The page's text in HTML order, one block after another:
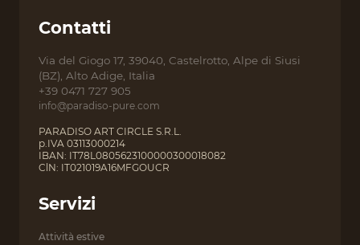
Contatti
Via del Giogo 17, 39040, Castelrotto, Alpe di Siusi
(BZ), Alto Adige, Italia
+39 0471 727 905
info@paradiso-pure.com
PARADISO ART CIRCLE S.R.L.
p.IVA 03113000214
IBAN: IT78L0805623100000300018082
ClN: IT021019A16MFGOUCR
Servizi
Attività estive